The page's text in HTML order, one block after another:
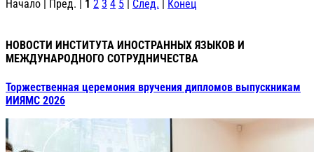
Начало | Пред. | 1 2 3 4 5 След. Конец
НОВОСТИ ИНСТИТУТА ИНОСТРАННЫХ ЯЗЫКОВ И
МЕЖДУНАРОДНОГО СОТРУДНИЧЕСТВА
Торжественная церемония вручения дипломов выпускникам
ИИЯМС 2026